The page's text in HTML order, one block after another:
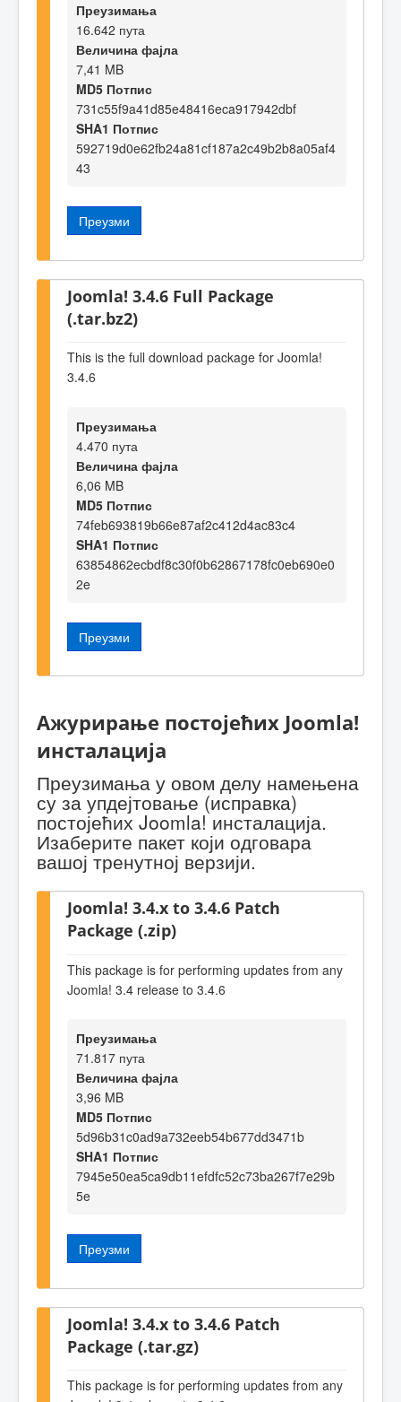
Преузимања
16.642 пута
Величина фајла
7,41 MB
MD5 Потпис
731c55f9a41d85e48416eca917942dbf
SHA1 Потпис
592719d0e62fb24a81cf187a2c49b2b8a05af4
43
Преузми
Joomla! 3.4.6 Full Package
(.tar.bz2)
This is the full download package for Joomla!
3.4.6
Преузимања
4.470 пута
Величина фајла
6,06 MB
MD5 Потпис
74feb693819b66e87af2c412d4ac83c4
SHA1 Потпис
63854862ecbdf8c30f0b62867178fc0eb690e0
2e
Преузми
Ажурирање постојећих Joomla!
инсталација
Преузимања у овом делу намењена
су за упдејтовање (исправка)
постојећих Joomla! инсталација.
Изаберите пакет који одговара
вашој тренутној верзији.
Joomla! 3.4.x to 3.4.6 Patch
Package (.zip)
This package is for performing updates from any
Joomla! 3.4 release to 3.4.6
Преузимања
71.817 пута
Величина фајла
3,96 MB
MD5 Потпис
5d96b31c0ad9a732eeb54b677dd3471b
SHA1 Потпис
7945e50ea5ca9db11efdfc52c73ba267f7e29b
5e
Преузми
Joomla! 3.4.x to 3.4.6 Patch
Package (.tar.gz)
This package is for performing updates from any